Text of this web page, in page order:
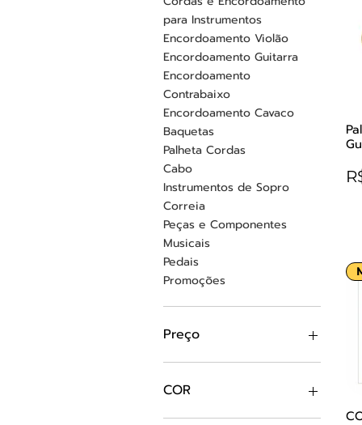
para Instrumentos
Encordoamento Violão
Encordoamento Guitarra
Encordoamento
Contrabaixo
Encordoamento Cavaco
Baquetas
Palheta Cordas
Cabo
Instrumentos de Sopro
Correia
Peças e Componentes
Musicais
Pedais
Promoções
Preço
R$ 2
COR